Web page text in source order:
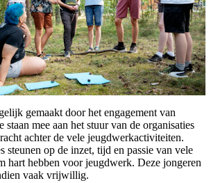
gemaakt door het engagement van
staan mee aan het stuur van de organisaties
achter de vele jeugdwerkactiviteiten.
steunen op de inzet, tijd en passie van vele
hart hebben voor jeugdwerk. Deze jongeren
vaak vrijwillig.